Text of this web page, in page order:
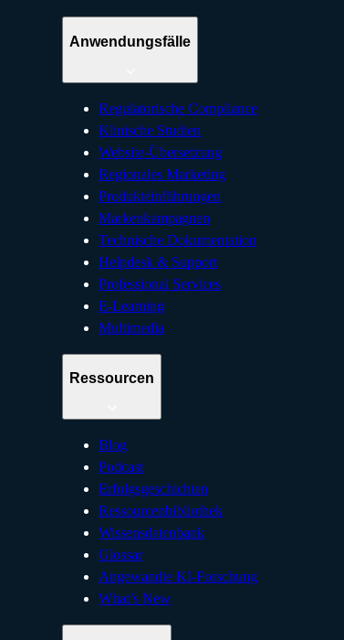
Anwendungsfälle
Regulatorische Compliance
Klinische Studien
Website-Übersetzung
Regionales Marketing
Produkteinführungen
Markenkampagnen
Technische Dokumentation
Helpdesk & Support
Professional Services
E-Learning
Multimedia
Ressourcen
Blog
Podcast
Erfolgsgeschichten
Ressourcenbibliothek
Wissensdatenbank
Glossar
Angewandte KI-Forschung
What’s New